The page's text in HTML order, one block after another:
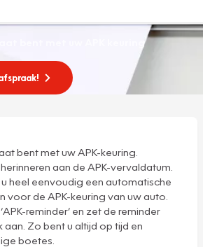
bent met uw APK keuring
bent met uw APK-keuring.
aan de APK-vervaldatum.
heel eenvoudig een automatische
voor de APK-keuring van uw auto.
reminder’ en zet de reminder
aan. Zo bent u altijd op tijd en
boetes.